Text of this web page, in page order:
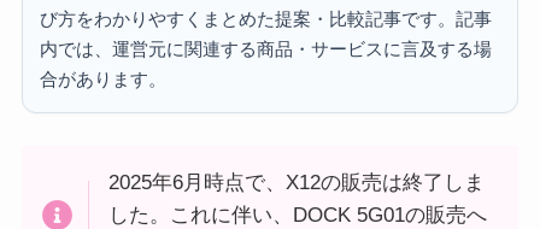
び方をわかりやすくまとめた提案・比較記事です。記事
内では、運営元に関連する商品・サービスに言及する場
合があります。
2025年6月時点で、X12の販売は終了しま
した。これに伴い、DOCK 5G01の販売へ